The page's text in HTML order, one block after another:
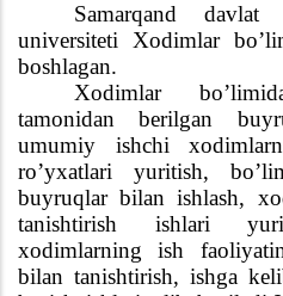
Samarqand
universiteti Xodimlar
boshlagan.
Xodimlar
tamonidan berilgan
umumiy ishchi
ro’yxatlari yuritish,
buyruqlar bilan ishlash,
tanishtirish ishlari
xodimlarning ish
bilan tanishtirish, ishga